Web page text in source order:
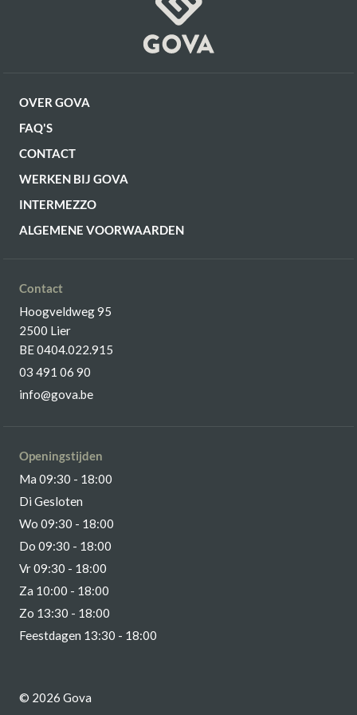
OVER GOVA
FAQ'S
CONTACT
WERKEN BIJ GOVA
INTERMEZZO
ALGEMENE VOORWAARDEN
Contact
Hoogveldweg 95
2500 Lier
BE 0404.022.915
03 491 06 90
info@gova.be
Openingstijden
Ma 09:30 - 18:00
Di Gesloten
Wo 09:30 - 18:00
Do 09:30 - 18:00
Vr 09:30 - 18:00
Za 10:00 - 18:00
Zo 13:30 - 18:00
Feestdagen 13:30 - 18:00
© 2026 Gova